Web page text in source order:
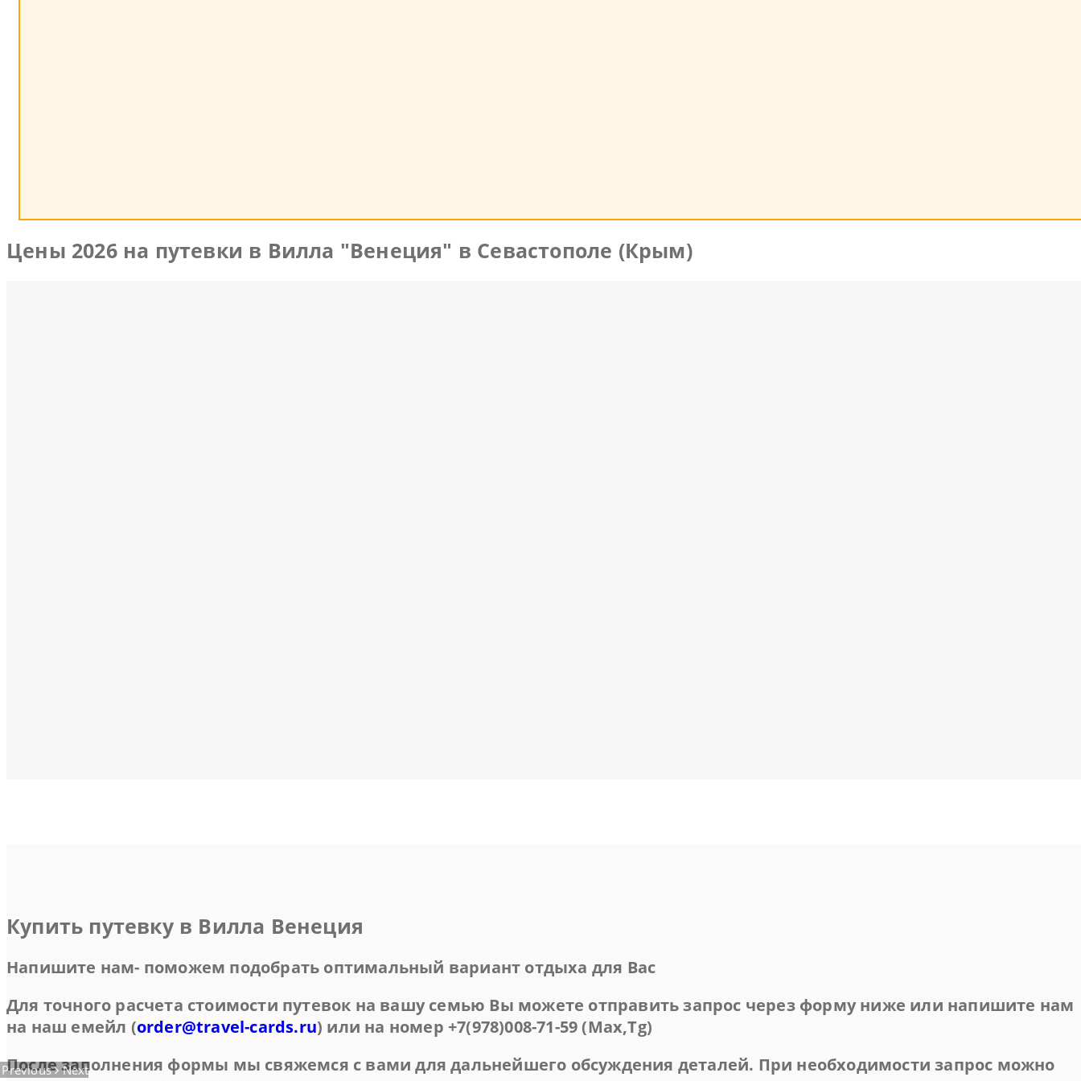
Previous Next
Цены 2026 на путевки в Вилла "Венеция" в Севастополе (Крым)
Купить путевку в Вилла Венеция
Напишите нам- поможем подобрать оптимальный вариант отдыха для Вас
Для точного расчета стоимости путевок на вашу семью Вы можете отправить запрос через форму ниже или напишите нам
на наш емейл (order@travel-cards.ru) или на номер +7(978)008-71-59 (Max,Tg)
После заполнения формы мы свяжемся с вами для дальнейшего обсуждения деталей. При необходимости запрос можно